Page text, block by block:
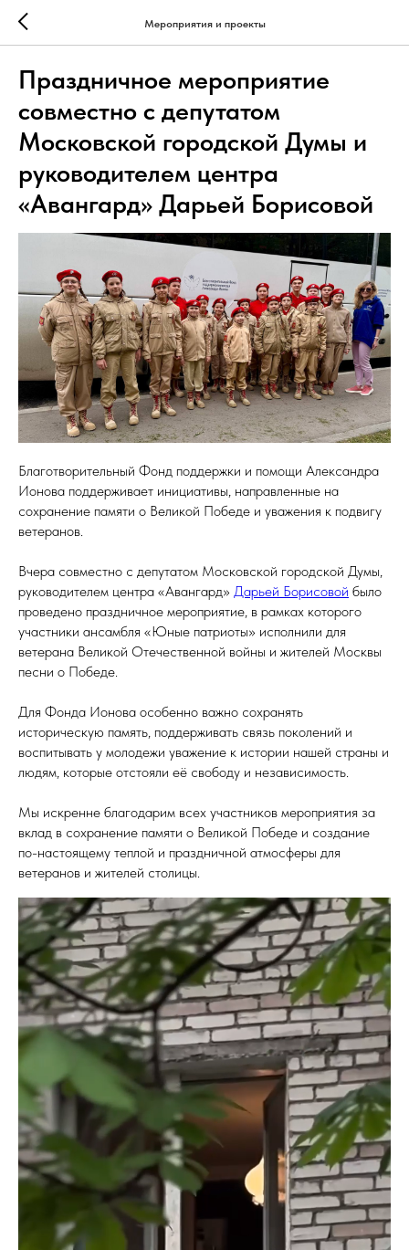
Мероприятия и проекты
Праздничное мероприятие
совместно с депутатом
Московской городской Думы и
руководителем центра
«Авангард» Дарьей Борисовой
Благотворительный Фонд поддержки и помощи Александра
Ионова поддерживает инициативы, направленные на
сохранение памяти о Великой Победе и уважения к подвигу
ветеранов.
Вчера совместно с депутатом Московской городской Думы,
руководителем центра «Авангард» Дарьей Борисовой было
проведено праздничное мероприятие, в рамках которого
участники ансамбля «Юные патриоты» исполнили для
ветерана Великой Отечественной войны и жителей Москвы
песни о Победе.
Для Фонда Ионова особенно важно сохранять
историческую память, поддерживать связь поколений и
воспитывать у молодежи уважение к истории нашей страны и
людям, которые отстояли её свободу и независимость.
Мы искренне благодарим всех участников мероприятия за
вклад в сохранение памяти о Великой Победе и создание
по-настоящему теплой и праздничной атмосферы для
ветеранов и жителей столицы.